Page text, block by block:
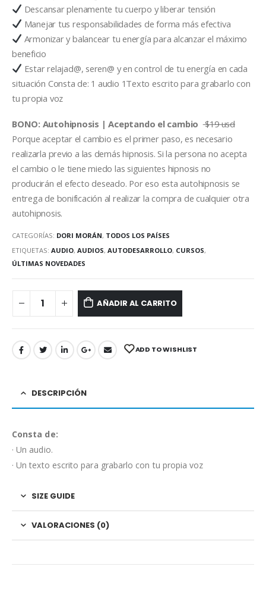
Descansar plenamente tu cuerpo y liberar tensión
Manejar tus responsabilidades de forma más efectiva
Armonizar y balancear tu energía para alcanzar el máximo
beneficio
Estar relajad@, seren@ y en control de tu energía en cada
situación Consta de: 1 audio 1Texto escrito para grabarlo con
tu propia voz
BONO: Autohipnosis | Aceptando el cambio $19 usd
Porque aceptar el cambio es el primer paso, es necesario
realizarla previo a las demás hipnosis. Si la persona no acepta
el cambio o le tiene miedo las siguientes hipnosis no
producirán el efecto deseado. Por eso esta autohipnosis se
entrega de bonificación al realizar la compra de cualquier otra
autohipnosis.
CATEGORÍAS: DORI MORÁN, TODOS LOS PAÍSES
ETIQUETAS: AUDIO, AUDIOS, AUTODESARROLLO, CURSOS,
ÚLTIMAS NOVEDADES
AÑADIR AL CARRITO
ADD TO WISHLIST
DESCRIPCIÓN
Consta de:
· Un audio.
· Un texto escrito para grabarlo con tu propia voz
SIZE GUIDE
VALORACIONES (0)